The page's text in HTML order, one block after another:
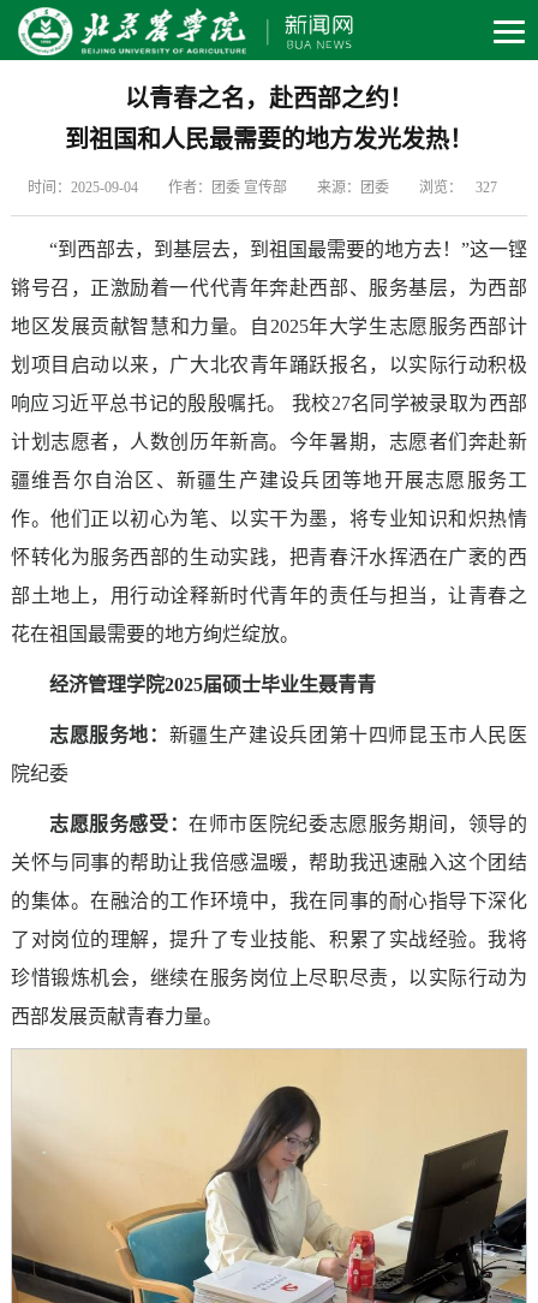
以青春之名，赴西部之约！
到祖国和人民最需要的地方发光发热！
时间：2025-09-04 作者：团委 宣传部 来源：团委 浏览： 327
“到西部去，到基层去，到祖国最需要的地方去！”这一铿
锵号召，正激励着一代代青年奔赴西部、服务基层，为西部
地区发展贡献智慧和力量。自2025年大学生志愿服务西部计
划项目启动以来，广大北农青年踊跃报名，以实际行动积极
响应习近平总书记的殷殷嘱托。 我校27名同学被录取为西部
计划志愿者，人数创历年新高。今年暑期，志愿者们奔赴新
疆维吾尔自治区、新疆生产建设兵团等地开展志愿服务工
作。他们正以初心为笔、以实干为墨，将专业知识和炽热情
怀转化为服务西部的生动实践，把青春汗水挥洒在广袤的西
部土地上，用行动诠释新时代青年的责任与担当，让青春之
花在祖国最需要的地方绚烂绽放。
经济管理学院2025届硕士毕业生聂青青
志愿服务地： 新疆生产建设兵团第十四师昆玉市人民医
院纪委
志愿服务感受 ：在师市医院纪委志愿服务期间，领导的
关怀与同事的帮助让我倍感温暖，帮助我迅速融入这个团结
的集体。在融洽的工作环境中，我在同事的耐心指导下深化
了对岗位的理解，提升了专业技能、积累了实战经验。我将
珍惜锻炼机会，继续在服务岗位上尽职尽责，以实际行动为
西部发展贡献青春力量。